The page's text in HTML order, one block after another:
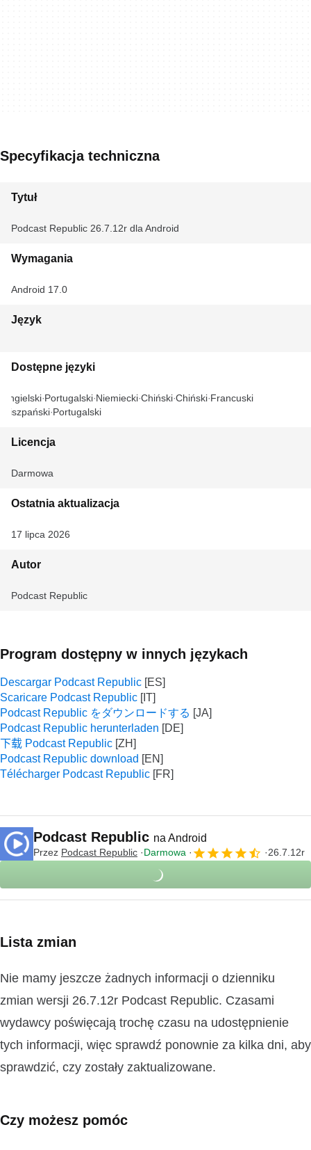
Specyfikacja techniczna
Tytuł
Podcast Republic 26.7.12r dla Android
Wymagania
Android 17.0
Język
Dostępne języki
Angielski Portugalski Niemiecki Chiński Chiński Francuski
Hiszpański Portugalski
Licencja
Darmowa
Ostatnia aktualizacja
17 lipca 2026
Autor
Podcast Republic
Program dostępny w innych językach
Descargar Podcast Republic
Scaricare Podcast Republic
Podcast Republic をダウンロードする
Podcast Republic herunterladen
下载 Podcast Republic
Podcast Republic download
Télécharger Podcast Republic
Podcast Republic na Android
Przez Podcast Republic Darmowa 26.7.12r
Lista zmian
Nie mamy jeszcze żadnych informacji o dzienniku
zmian wersji 26.7.12r Podcast Republic. Czasami
wydawcy poświęcają trochę czasu na udostępnienie
tych informacji, więc sprawdź ponownie za kilka dni, aby
sprawdzić, czy zostały zaktualizowane.
Czy możesz pomóc